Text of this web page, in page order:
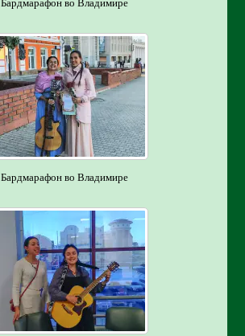
Бардмарафон во Владимире